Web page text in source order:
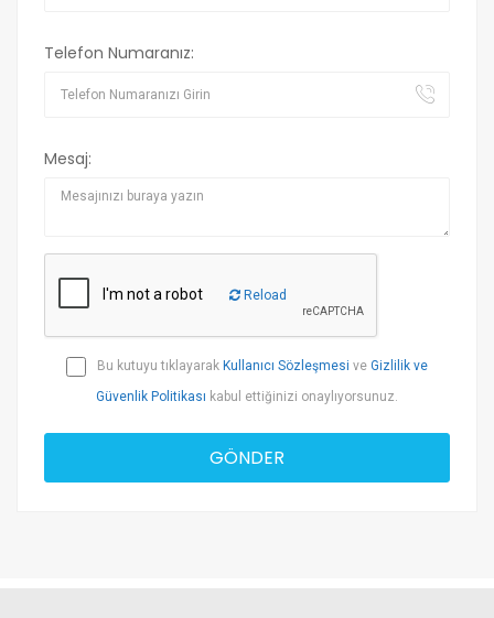
Telefon Numaranız:
Mesaj:
Reload
Bu kutuyu tıklayarak Kullanıcı Sözleşmesi ve Gizlilik ve
Güvenlik Politikası kabul ettiğinizi onaylıyorsunuz.